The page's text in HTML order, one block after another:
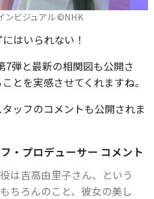
ンビジュアル ©NHK
はいられない！
7弾と最新の相関図も公開さ
とを実感させてくれますね。
ッフのコメントも公開されま
・プロデューサー コメント
は吉高由里子さん、という
ちろんのこと、彼女の美し